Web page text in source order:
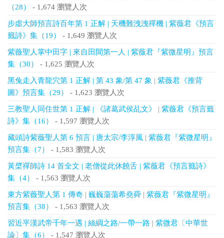
（28）
- 1,674 瀏覽人次
步虛大師預言詩百年第 1 正解 | 天機難洩洩禪機 | 紫薇君《預言
籤詩》集（19）
- 1,649 瀏覽人次
紫薇聖人掌中田字 | 來自田間第一人 | 紫薇君『紫微星明』預言
集（30）
- 1,625 瀏覽人次
黑兔走入青龍穴第 1 正解 | 第 43 象/第 47 象 | 紫薇君《推背
圖》預言集（29）
- 1,623 瀏覽人次
三教聖人同住世第 1 正解 | 《諸葛武侯乩文》 | 紫薇君《預言籤
詩》集（16）
- 1,597 瀏覽人次
藏頭詩紫薇聖人第 6 預言 | 唐太宗/李淳風 | 紫薇君『紫微星明』
預言集（7）
- 1,583 瀏覽人次
黃檗禪師詩 14 首全文 | 老僧從此休饒舌 | 紫薇君《預言籤詩》
集（4）
- 1,563 瀏覽人次
東方紫薇聖人第 1 傳奇 | 巍巍蕩蕩希堯舜 | 紫薇君『紫微星明』
預言集（38）
- 1,563 瀏覽人次
習近平漢武帝千年一遇 | 絲綢之路/一帶一路 | 紫微君〔中華世
論〕集（6）
- 1,547 瀏覽人次